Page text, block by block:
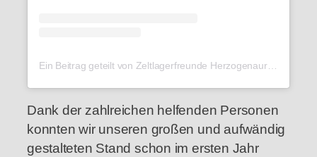
Dank der zahlreichen helfenden Personen
konnten wir unseren großen und aufwändig
gestalteten Stand schon im ersten Jahr